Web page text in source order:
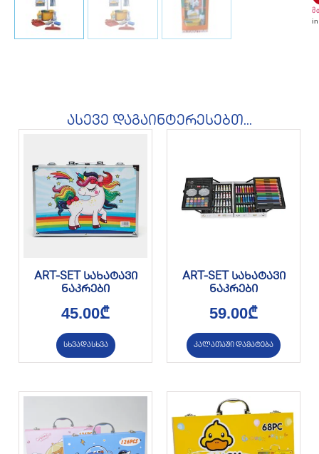
ასევე დაგაინტერესებთ...
ART-SET სახატავი
ნაკრები
45.00₾
სხვადასხვა
ART-SET სახატავი
ნაკრები
59.00₾
კალათაში დამატება